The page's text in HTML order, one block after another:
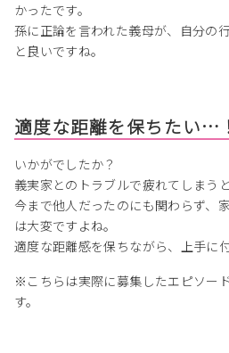
かったです。
孫に正論を言われた義母が、自分の
と良いですね。
適度な距離を保ちたい…
いかがでしたか？
義実家とのトラブルで疲れてしまう
今まで他人だったのにも関わらず、
は大変ですよね。
適度な距離感を保ちながら、上手に
※こちらは実際に募集したエピソー
す。